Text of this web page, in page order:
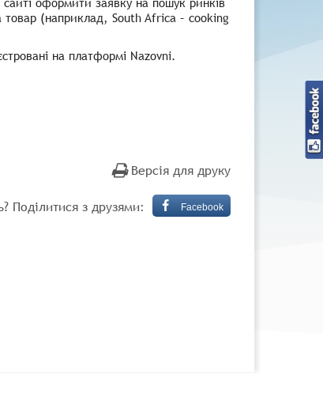
товар (наприклад, South Africa – cooking
на платформі Nazovni.
Версія для друку
Поділитися з друзями: Facebook